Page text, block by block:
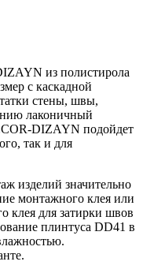
из полистирола
с каскадной
стены, швы,
лаконичный
DIZAYN подойдет
так и для
изделий значительно
монтажного клея или
клея для затирки швов
плинтуса DD41 в